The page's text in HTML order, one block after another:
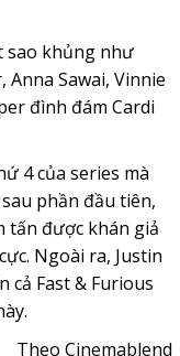
sao khủng như
Anna Sawai, Vinnie
đình đám Cardi
4 của series mà
phần đầu tiên,
tấn được khán giả
Ngoài ra, Justin
cả Fast & Furious
Theo Cinemablend